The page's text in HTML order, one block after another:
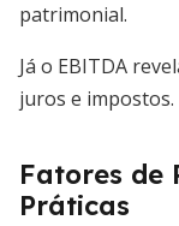
patrimonial.
Já o EBITDA
juros e impostos.
Fatores de
Práticas